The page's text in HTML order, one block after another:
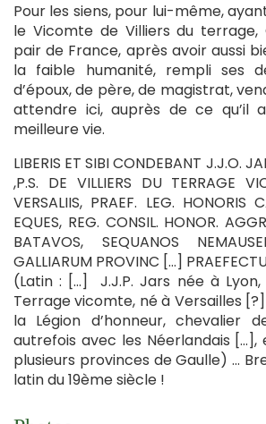
Pour les siens, pour lui-même,
le Vicomte de Villiers du terrage,
pair de France, après avoir aussi
la faible humanité, rempli ses
d’époux, de père, de magistrat,
attendre ici, auprès de ce qu’il
meilleure vie.
LIBERIS ET SIBI CONDEBANT J.J.O.
,P.S. DE VILLIERS DU TERRAGE
VERSALIIS, PRAEF. LEG. HONORIS
EQUES, REG. CONSIL. HONOR.
BATAVOS, SEQUANOS
GALLIARUM PROVINC […]
(Latin : […] J.J.P. Jars née à Lyon,
Terrage vicomte, né à Versailles
la Légion d’honneur, chevalier
autrefois avec les Néerlandais
plusieurs provinces de Gaulle) …
latin du 19ème siècle !